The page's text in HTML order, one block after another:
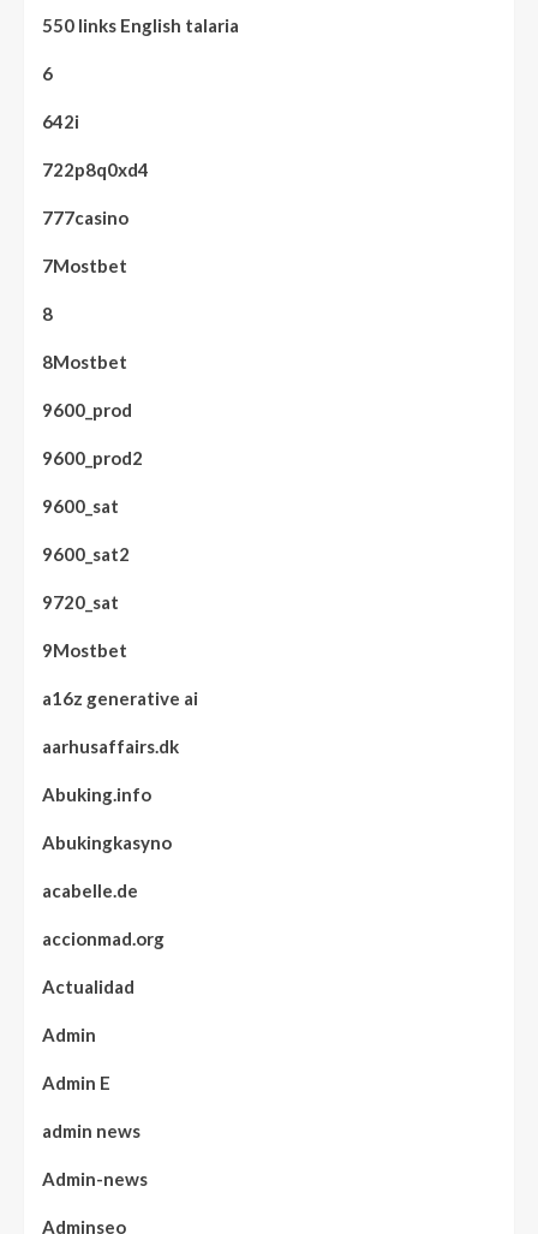
550 links English talaria
6
642i
722p8q0xd4
777casino
7Mostbet
8
8Mostbet
9600_prod
9600_prod2
9600_sat
9600_sat2
9720_sat
9Mostbet
a16z generative ai
aarhusaffairs.dk
Abuking.info
Abukingkasyno
acabelle.de
accionmad.org
Actualidad
Admin
Admin E
admin news
Admin-news
Adminseo